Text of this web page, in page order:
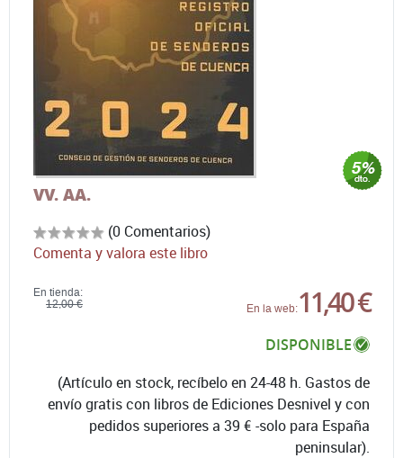
VV. AA.
(0 Comentarios)
Comenta y valora este libro
En tienda:
12,00 €
En la web:11,40 €
DISPONIBLE
(Artículo en stock, recíbelo en 24-48 h. Gastos de
envío gratis con libros de Ediciones Desnivel y con
pedidos superiores a 39 € -solo para España
peninsular).